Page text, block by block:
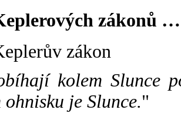
zákonů …
zákon
kolem Slunce
ohnisku je Slunce."